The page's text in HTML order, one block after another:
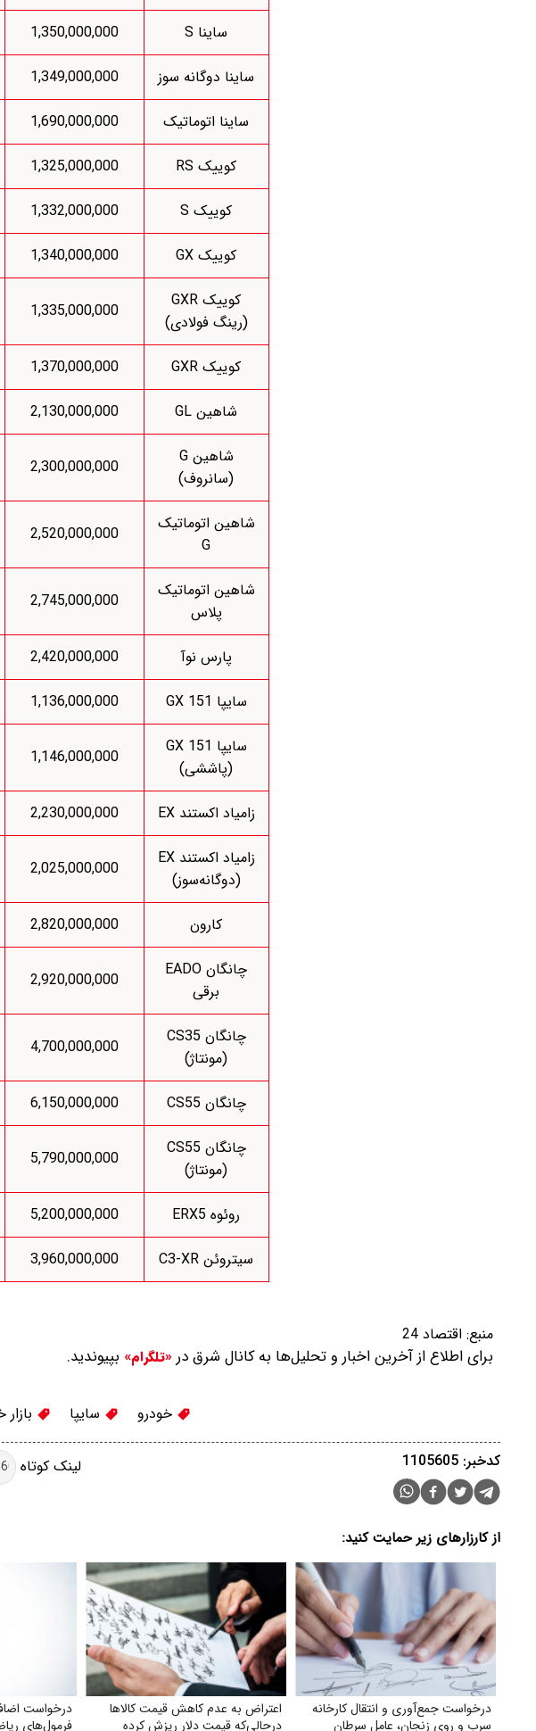
ساینا S
1,350,000,000
ساینا دوگانه سوز
1,349,000,000
ساینا اتوماتیک
1,690,000,000
کوییک RS
1,325,000,000
کوییک S
1,332,000,000
کوییک GX
1,340,000,000
کوییک GXR
(رینگ فولادی)
1,335,000,000
کوییک GXR 1,370,000,000
شاهین GL
2,130,000,000
شاهین G
(سانروف)
2,300,000,000
شاهین اتوماتیک
G
2,520,000,000
شاهین اتوماتیک
پلاس
2,745,000,000
پارس نوآ 2,420,000,000
سایپا 151 GX
1,136,000,000
سایپا 151 GX
(پاششی)
1,146,000,000
زامیاد اکستند EX 2,230,000,000
زامیاد اکستند EX
(دوگانه‌سوز)
2,025,000,000
کارون 2,820,000,000
چانگان EADO
برقی
2,920,000,000
چانگان CS35
(مونتاژ)
4,700,000,000
چانگان CS55 6,150,000,000
چانگان CS55
(مونتاژ)
5,790,000,000
روئوه ERX5 5,200,000,000
سیتروئن C3-XR
3,960,000,000
منبع: اقتصاد 24
برای اطلاع از آخرین اخبار و تحلیل‌ها به کانال شرق در «تلگرام» بپیوندید.
خودرو سایپا
لینک کوتاه کدخبر: 1105605
از کارزارهای زیر حمایت کنید:
درخواست جمع‌آوری و انتقال کارخانه
سرب و روی زنجان، عامل سرطان
اعتراض به عدم کاهش‌ قیمت کالاها
درحالی‌که قیمت دلار ریزش کرده
درخواست
فرمول‌های